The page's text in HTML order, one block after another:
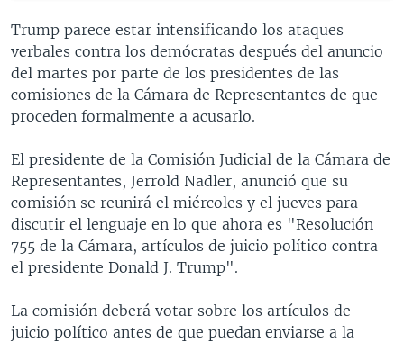
Trump parece estar intensificando los ataques
verbales contra los demócratas después del anuncio
del martes por parte de los presidentes de las
comisiones de la Cámara de Representantes de que
proceden formalmente a acusarlo.
El presidente de la Comisión Judicial de la Cámara de
Representantes, Jerrold Nadler, anunció que su
comisión se reunirá el miércoles y el jueves para
discutir el lenguaje en lo que ahora es "Resolución
755 de la Cámara, artículos de juicio político contra
el presidente Donald J. Trump".
La comisión deberá votar sobre los artículos de
juicio político antes de que puedan enviarse a la